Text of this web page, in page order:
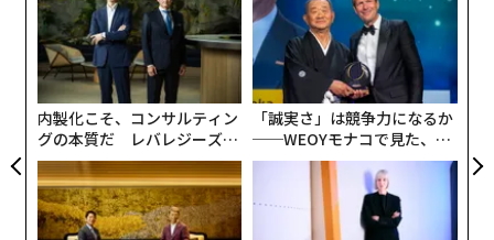
内製化こそ、コンサルティン
グの本質だ レバレジーズが
実践する、次世代ファームの
全貌
「誠実さ」は競争力になるか
──WEOYモナコで見た、く
ら寿司の経営哲学